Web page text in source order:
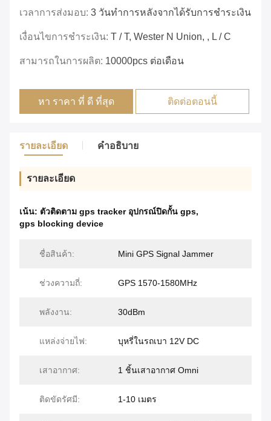
เวลาการส่งมอบ: 3 วันทำการหลังจากได้รับการชำระเงิน
เงื่อนไขการชำระเงิน: T / T, Wester N Union, , L / C
สามารถในการผลิต: 10000pcs ต่อเดือน
หา ราคา ที่ ดี ที่สุด ติดต่อตอนนี้
รายละเอียด คำอธิบาย
รายละเอียด
เน้น: ตัวติดตาม gps tracker อุปกรณ์ปิดกั้น gps,
gps blocking device
ชื่อสินค้า: Mini GPS Signal Jammer
ช่วงความถี่: GPS 1570-1580MHz
พลังงาน: 30dBm
แหล่งจ่ายไฟ: บุหรี่ในรถเบา 12V DC
เสาอากาศ: 1 ชิ้นเสาอากาศ Omni
ติดขัดรัศมี: 1-10 เมตร